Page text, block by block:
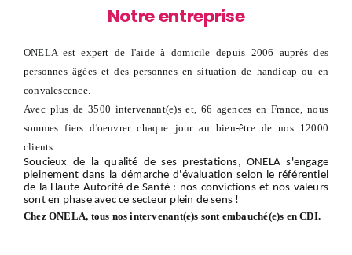
Notre entreprise
ONELA est expert de l'aide à domicile depuis 2006 auprès des
personnes âgées et des personnes en situation de handicap ou en
convalescence.
Avec plus de 3500 intervenant(e)s et, 66 agences en France, nous
sommes fiers d'oeuvrer chaque jour au bien-être de nos 12000
clients.
Soucieux de la qualité de ses prestations, ONELA s'engage
pleinement dans la démarche d'évaluation selon le référentiel
de la Haute Autorité de Santé : nos convictions et nos valeurs
sont en phase avec ce secteur plein de sens !
Chez ONELA, tous nos intervenant(e)s sont embauché(e)s en CDI.